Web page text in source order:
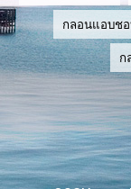
กลอนแอบช
ก